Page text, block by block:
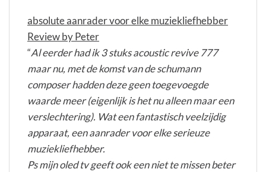
absolute aanrader voor elke muziekliefhebber
Review by Peter
“Al eerder had ik 3 stuks acoustic revive 777
maar nu, met de komst van de schumann
composer hadden deze geen toegevoegde
waarde meer (eigenlijk is het nu alleen maar een
verslechtering). Wat een fantastisch veelzijdig
apparaat, een aanrader voor elke serieuze
muziekliefhebber.
Ps mijn oled tv geeft ook een niet te missen beter